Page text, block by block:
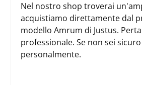
Nel nostro shop troverai
acquistiamo direttamente dal
modello Amrum di Justus.
professionale. Se non sei
personalmente.